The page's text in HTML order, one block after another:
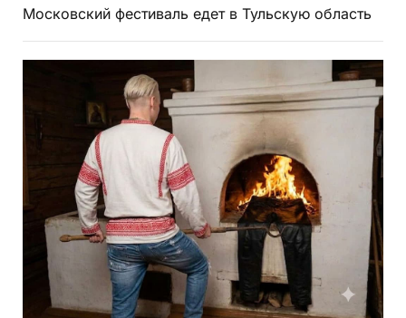
Московский фестиваль едет в Тульскую область